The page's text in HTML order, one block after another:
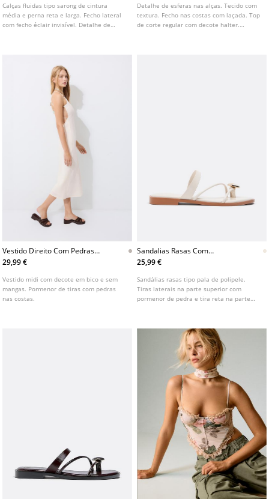
Calças fluidas tipo sarong de cintura
média e perna reta e larga. Fecho lateral
com fecho éclair invisível. Detalhe de
Detalhe de esferas nas alças. Tecido com
textura. Fecho nas costas com laçada. Top
de corte regular com decote halter.
Vestido Direito Com Pedras
Nas Costas
29,99 €
Vestido midi com decote em bico e sem
mangas. Pormenor de tiras com pedras
nas costas.
Sandalias Rasas Com
Pormenor De Pedra
25,99 €
Sandálias rasas tipo pala de polipele.
Tiras laterais na parte superior com
pormenor de pedra e tira reta na parte